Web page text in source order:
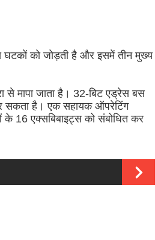
घटकों को जोड़ती है और इसमें तीन मुख्य
से मापा जाता है। 32-बिट एड्रेस बस
सकता है। एक सहायक ऑपरेटिंग
के 16 एक्सबिबाइट्स को संबोधित कर